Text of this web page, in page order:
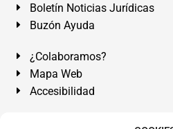
Boletín Noticias Jurídicas
Buzón Ayuda
¿Colaboramos?
Mapa Web
Accesibilidad